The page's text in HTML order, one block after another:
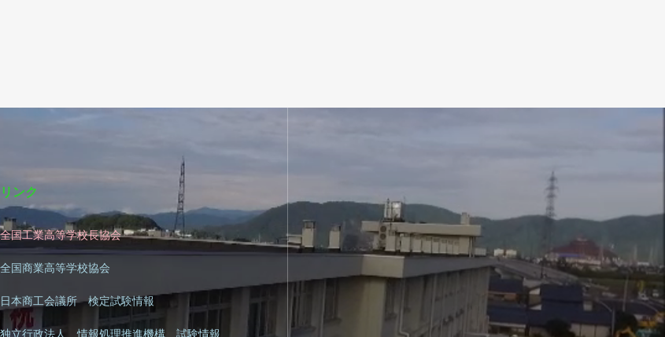
リンク
全国工業高等学校長協会
全国商業高等学校協会
日本商工会議所 検定試験情報
独立行政法人 情報処理推進機構 試験情報